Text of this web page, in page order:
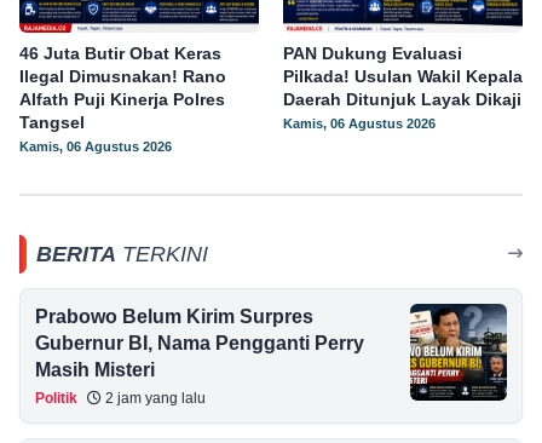
46 Juta Butir Obat Keras
Ilegal Dimusnakan! Rano
Alfath Puji Kinerja Polres
Tangsel
Kamis, 06 Agustus 2026
PAN Dukung Evaluasi
Pilkada! Usulan Wakil Kepala
Daerah Ditunjuk Layak Dikaji
Kamis, 06 Agustus 2026
BERITA TERKINI
Prabowo Belum Kirim Surpres
Gubernur BI, Nama Pengganti Perry
Masih Misteri
Politik 2 jam yang lalu